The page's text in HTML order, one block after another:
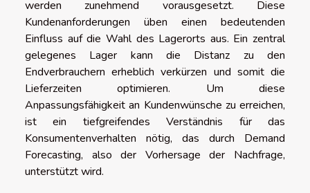
werden zunehmend vorausgesetzt. Diese
Kundenanforderungen üben einen bedeutenden
Einfluss auf die Wahl des Lagerorts aus. Ein zentral
gelegenes Lager kann die Distanz zu den
Endverbrauchern erheblich verkürzen und somit die
Lieferzeiten optimieren. Um diese
Anpassungsfähigkeit an Kundenwünsche zu erreichen,
ist ein tiefgreifendes Verständnis für das
Konsumentenverhalten nötig, das durch Demand
Forecasting, also der Vorhersage der Nachfrage,
unterstützt wird.